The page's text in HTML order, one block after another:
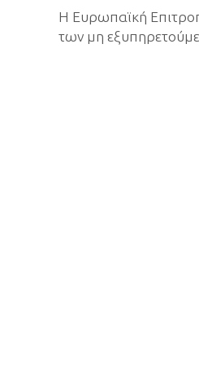
Η Ευρωπαϊκή
των μη